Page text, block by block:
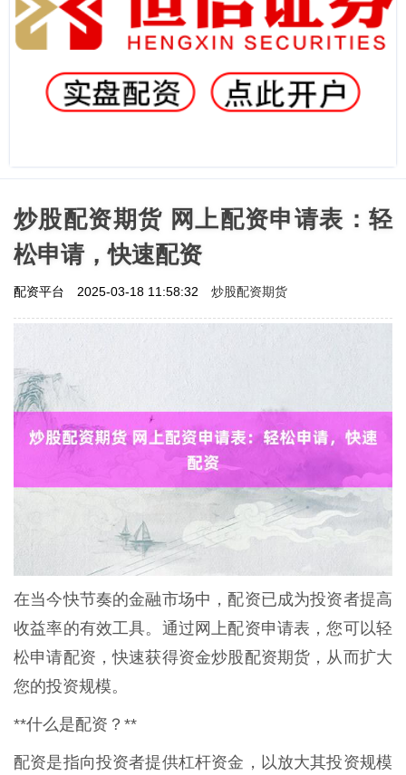
炒股配资期货 网上配资申请表：轻
松申请，快速配资
配资平台 2025-03-18 11:58:32 炒股配资期货
在当今快节奏的金融市场中，配资已成为投资者提高
收益率的有效工具。通过网上配资申请表，您可以轻
松申请配资，快速获得资金炒股配资期货，从而扩大
您的投资规模。
**什么是配资？**
配资是指向投资者提供杠杆资金，以放大其投资规模